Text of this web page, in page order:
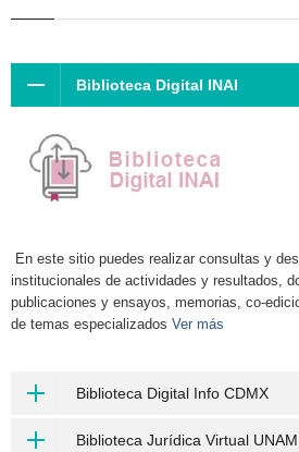
Biblioteca Digital INAI
En este sitio puedes realizar consultas y
institucionales de actividades y resultados,
publicaciones y ensayos, memorias, co-
de temas especializados Ver más
Biblioteca Digital Info CDMX
Biblioteca Jurídica Virtual UNAM